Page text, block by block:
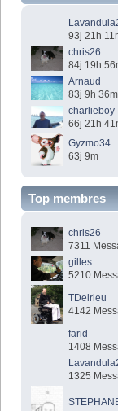
93j 21h
chris26
84j 19h
Arnaud
83j 9h 36m
charlieboy
66j 21h
Gyzmo34
63j 9m
Top membres
chris26
7311
gilles
5210
TDelrieu
4142
farid
1408
1325